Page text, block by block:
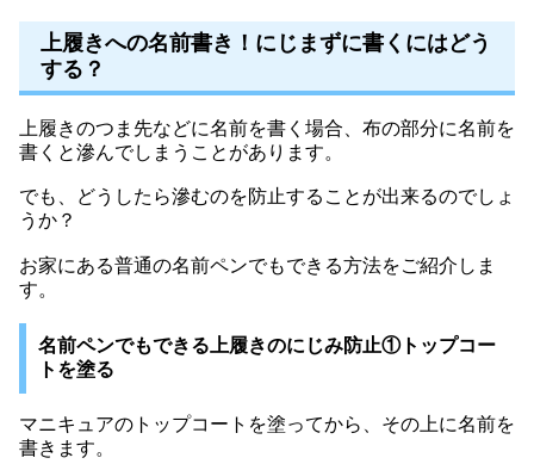
上履きへの名前書き！にじまずに書くにはどう
する？
上履きのつま先などに名前を書く場合、布の部分に名前を
書くと滲んでしまうことがあります。
でも、どうしたら滲むのを防止することが出来るのでしょ
うか？
お家にある普通の名前ペンでもできる方法をご紹介しま
す。
名前ペンでもできる上履きのにじみ防止①トップコー
トを塗る
マニキュアのトップコートを塗ってから、その上に名前を
書きます。